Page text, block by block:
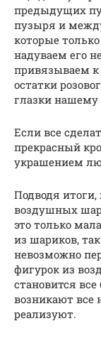
предыдущих
пузыря и
которые
надуваем его
привязываем к
остатки
глазки нашему
Если все
прекрасный
украшением
Подводя итоги,
воздушных
это только
из шариков,
невозможно
фигурок из
становится
возникают все
реализуют.